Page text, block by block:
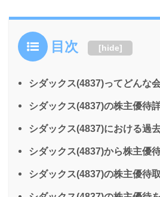
目次 [hide]
シダックス(4837)ってどんな
シダックス(4837)の株主優待
シダックス(4837)における過
シダックス(4837)から株主優
シダックス(4837)の株主優待